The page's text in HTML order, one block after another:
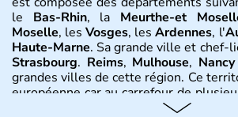
le Bas-Rhin, la Meurthe-et
Moselle, lesVosges, lesArdennes, l'
Haute-Marne. Sa grande ville et chef-
Strasbourg. Reims, Mulhouse, Nancy
grandes villes de cette région. Ce
européenne car au carrefour de
Luxembourg